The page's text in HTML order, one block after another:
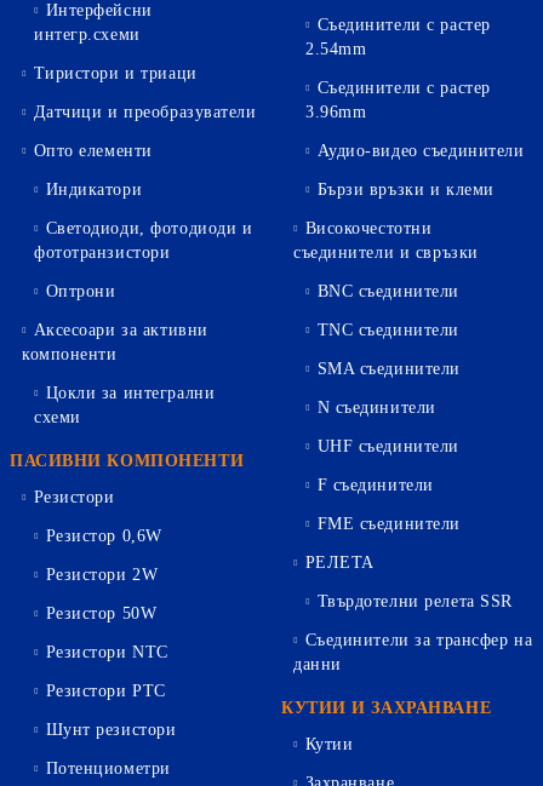
Интерфейсни
интегр.схеми
Тиристори и триаци
Датчици и преобразуватели
Опто елементи
Индикатори
Светодиоди, фотодиоди и
фототранзистори
Оптрони
Аксесоари за активни
компоненти
Цокли за интегрални
схеми
ПАСИВНИ КОМПОНЕНТИ
Резистори
Резистор 0,6W
Резистори 2W
Резистор 50W
Резистори NTC
Резистори PTC
Шунт резистори
Потенциометри
Съединители с растер
2.54mm
Съединители с растер
3.96mm
Аудио-видео съединители
Бързи връзки и клеми
Високочестотни
съединители и свръзки
BNC съединители
TNC съединители
SMA съединители
N съединители
UHF съединители
F съединители
FME съединители
РЕЛЕТА
Твърдотелни релета SSR
Съединители за трансфер на
данни
КУТИИ И ЗАХРАНВАНЕ
Кутии